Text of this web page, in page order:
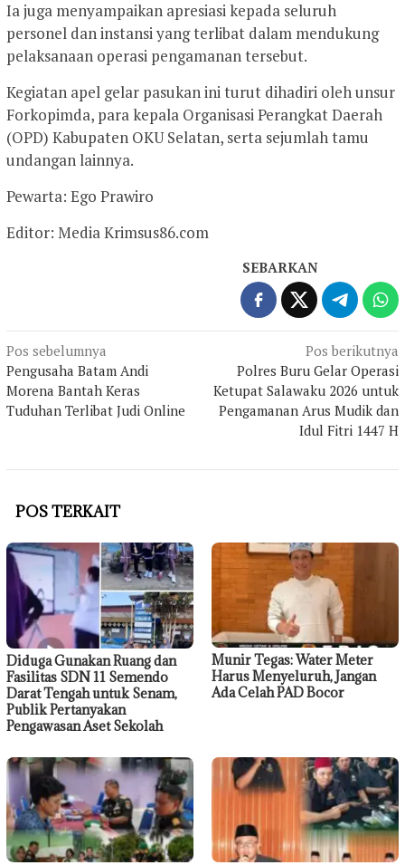
Ia juga menyampaikan apresiasi kepada seluruh
personel dan instansi yang terlibat dalam mendukung
pelaksanaan operasi pengamanan tersebut.
Kegiatan apel gelar pasukan ini turut dihadiri oleh unsur
Forkopimda, para kepala Organisasi Perangkat Daerah
(OPD) Kabupaten OKU Selatan, serta sejumlah tamu
undangan lainnya.
Pewarta: Ego Prawiro
Editor: Media Krimsus86.com
SEBARKAN
Navigasi
pos
Pos sebelumnya
Pengusaha Batam Andi
Morena Bantah Keras
Tuduhan Terlibat Judi Online
Pos berikutnya
Polres Buru Gelar Operasi
Ketupat Salawaku 2026 untuk
Pengamanan Arus Mudik dan
Idul Fitri 1447 H
POS TERKAIT
Diduga Gunakan Ruang dan
Fasilitas SDN 11 Semendo
Darat Tengah untuk Senam,
Publik Pertanyakan
Pengawasan Aset Sekolah
Munir Tegas: Water Meter
Harus Menyeluruh, Jangan
Ada Celah PAD Bocor